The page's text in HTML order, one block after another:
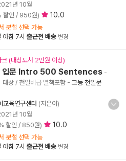
년 10월
할인 / 950원) 10.0
분철 선택 가능
아침 7시 출근전 배송 변경
(대상도서 2만원 이상)
입문 Intro 500 Sentences -
대상 / 천일비급 별책포함 - 고등 천일문
교육연구센터 (지은이)
년 10월
할인 / 850원) 10.0
분철 선택 가능
아침 7시 출근전 배송 변경